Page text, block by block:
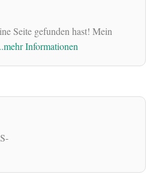
Seite gefunden hast! Mein
Informationen